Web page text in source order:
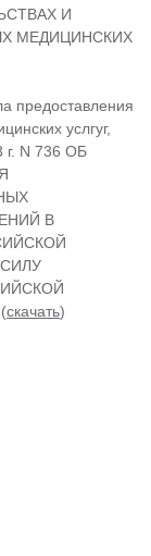
И
МЕДИЦИНСКИХ
предоставления
услгуг,
N 736 ОБ
В
скачать)